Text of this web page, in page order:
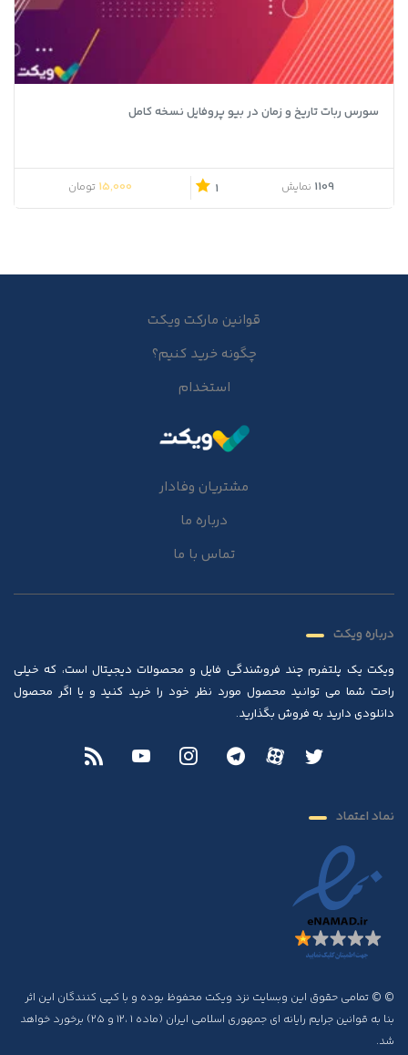
سورس ربات تاریخ و زمان در بیو پروفایل نسخه کامل
1109 نمایش 1 قیمت اصلی 20,000 تومان بود.
15,000 تومانقیمت فعلی 15,000 تومان است.
قوانین مارکت ویکت
چگونه خرید کنیم؟
استخدام
مشتریان وفادار
درباره ما
تماس با ما
درباره ویکت
ویکت یک پلتفرم چند فروشندگی فایل و محصولات دیجیتال است، که خیلی
راحت شما می توانید محصول مورد نظر خود را خرید کنید و یا اگر محصول
دانلودی دارید به فروش بگذارید.
نماد اعتماد
© © تمامی حقوق این وبسایت نزد ویکت محفوظ بوده و با کپی کنندگان این اثر
بنا به قوانین جرایم رایانه ای جمهوری اسلامی ایران (ماده ۱ ،۱۲ و ۲۵) برخورد خواهد
شد.